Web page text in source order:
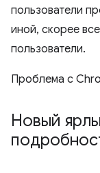
пользователи
иной, скорее
пользователи.
Проблема с
Новый